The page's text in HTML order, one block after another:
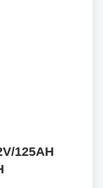
125AH